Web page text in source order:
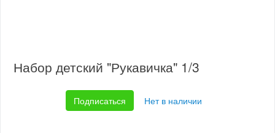
Набор детский "Рукавичка" 1/3
Подписаться Нет в наличии